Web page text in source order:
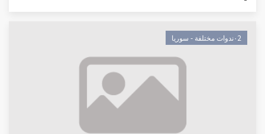
٠2ندوات مختلفة - سوريا